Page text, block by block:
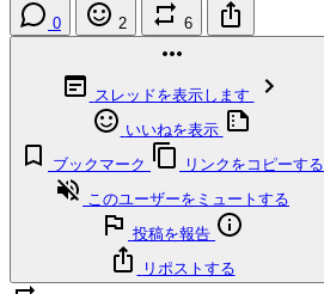
0 2 6
スレッドを表示します
いいねを表示
ブックマーク
リンクをコピーする
このユーザーをミュートする
投稿を報告
リポストする